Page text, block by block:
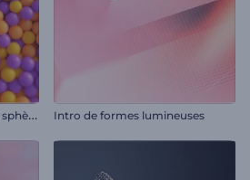
I
ntroduction à l'essaim de sphères cinétiques Intro de formes lumineuses